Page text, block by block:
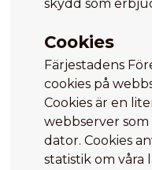
skydd som
Cookies
Färjestadens
cookies på
Cookies är en
webbserver som
dator. Cookies
statistik om våra